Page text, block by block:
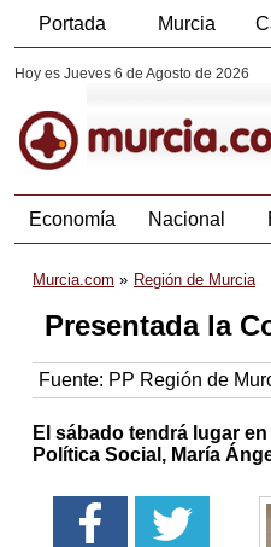
Portada Murcia
Hoy es Jueves 6 de Agosto de 2026
Economía Nacional
Murcia.com Región de Murcia
Presentada la
Fuente: PP Región de
El sábado tendrá lugar
Política Social, María